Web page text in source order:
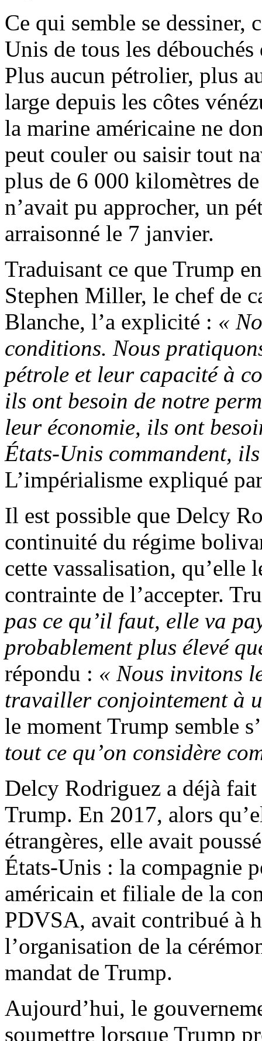
Ce qui semble se dessiner,
Unis de tous les
Plus aucun pétrolier, plus
large depuis les côtes
la marine américaine ne
peut couler ou saisir tout
plus de 6 000 kilomètres
n’avait pu approcher, un
arraisonné le 7 janvier.
Traduisant ce que Trump
Stephen Miller, le chef de
Blanche, l’a explicité : «
conditions. Nous
pétrole et leur capacité à
ils ont besoin de notre
leur économie, ils ont
États-Unis commandent,
L’impérialisme expliqué
Il est possible que Delcy
continuité du régime
cette vassalisation, qu’elle
contrainte de l’accepter.
pas ce qu’il faut, elle va
probablement plus élevé
répondu : « Nous invitons
travailler conjointement à
le moment Trump semble
tout ce qu’on considère
Delcy Rodriguez a déjà
Trump. En 2017, alors
étrangères, elle avait
États-Unis : la compagnie
américain et filiale de la
PDVSA, avait contribué à
l’organisation de la
mandat de Trump.
Aujourd’hui, le
soumettre lorsque Trump